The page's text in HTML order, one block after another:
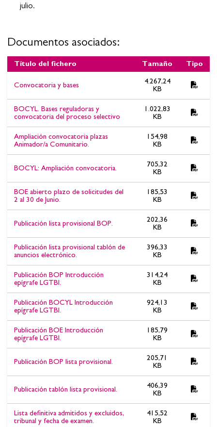
julio.
Documentos asociados:
Documentos asociados:OPOSICIÓN ANIMADOR/A
COMUNITARIO OEP 2020,2022 Y 2023. Calificaciones
provisionales 2º ejercicio - Supuesto práctico. Plazo de
alegaciones del 27 al 29 de julio.
Título del fichero Tamaño Tipo
Convocatoria y bases
4.267,24
KB
BOCYL. Bases reguladoras y
convocatoria del proceso selectivo
1.022,83
KB
Ampliación convocatoria plazas
Animador/a Comunitario.
154,98
KB
BOCYL: Ampliación convocatoria.
705,32
KB
BOE abierto plazo de solicitudes del
2 al 30 de Junio.
185,53
KB
Publicación lista provisional BOP.
202,36
KB
Publicación lista provisional tablón de
anuncios electrónico.
396,33
KB
Publicación BOP Introducción
epígrafe LGTBI.
314,24
KB
Publicación BOCYL Introducción
epígrafe LGTBI.
924,13
KB
Publicación BOE Introducción
epígrafe LGTBI.
185,79
KB
Publicación BOP lista provisional.
205,71
KB
Publicación tablón lista provisional.
406,39
KB
Lista definitiva admitidos y excluidos,
tribunal y fecha de examen.
415,52
KB